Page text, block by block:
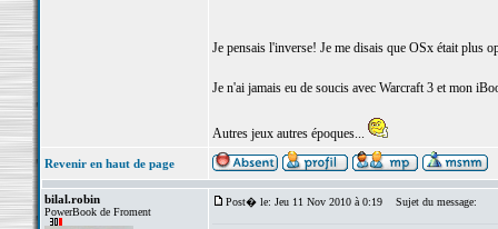
Je pensais l'inverse! Je me disais que OSx était plus
Je n'ai jamais eu de soucis avec Warcraft 3 et mon
Autres jeux autres époques...
Revenir en haut de page
bilal.robin
PowerBook de Froment
Post� le: Jeu 11 Nov 2010 à 0:19 Sujet du message: